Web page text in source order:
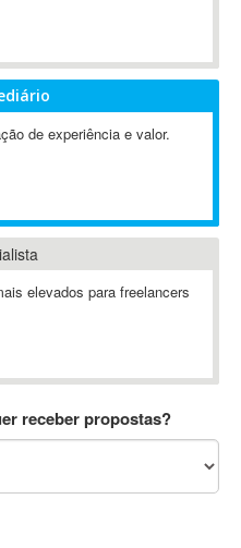
de experiência e valor.
elevados para freelancers
receber propostas?